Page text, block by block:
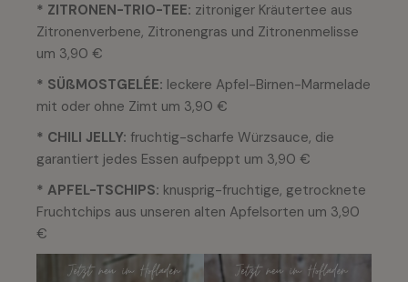
* ZITRONEN-TRIO-TEE: zitroniger Kräutertee aus
Zitronenverbene, Zitronengras und Zitronenmelisse
um 3,90 €
* SÜßMOSTGELÉE: leckere Apfel-Birnen-Marmelade
mit oder ohne Zimt um 3,90 €
* CHILI JELLY: fruchtig-scharfe Würzsauce, die
garantiert jedes Essen aufpeppt um 3,90 €
* APFEL-TSCHIPS: knusprig-fruchtige, getrocknete
Fruchtchips aus unseren alten Apfelsorten um 3,90
€